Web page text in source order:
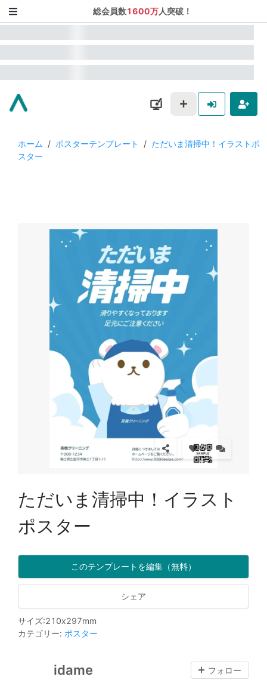
総会員数1600万人突破！
ホーム / ポスターテンプレート / ただいま清掃中！イラストポ
スター
ただいま清掃中！イラスト
ポスター
このテンプレートを編集（無料）
シェア
サイズ:210x297mm
カテゴリー: ポスター
idame フォロー